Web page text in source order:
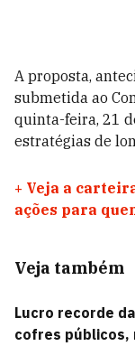
A proposta,
submetida ao
quinta-feira, 21
estratégias de
+ Veja a
ações para
Veja também
Lucro recorde
cofres públicos,